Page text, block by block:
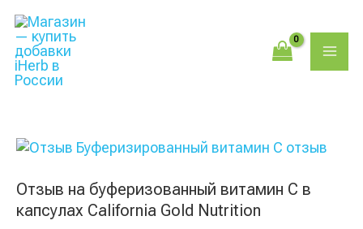
содержимому
Отзыв на буферизованный витамин C в
капсулах California Gold Nutrition
Отзыв
буферизованный
C
товаров